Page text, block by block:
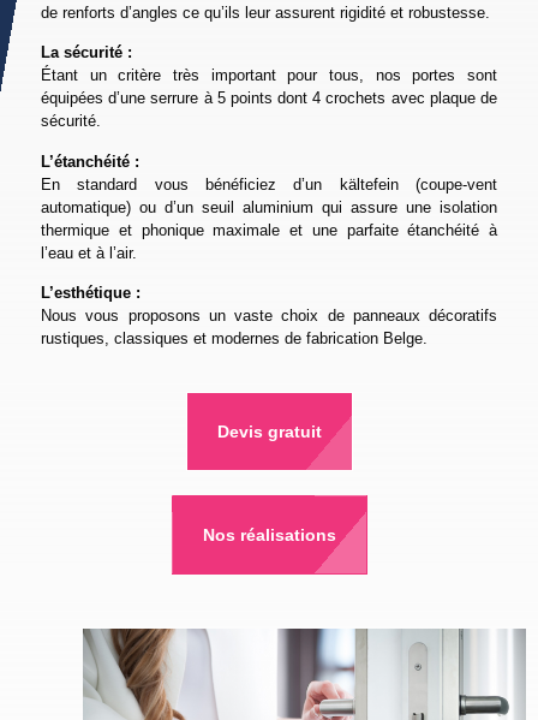
de renforts d’angles ce qu’ils leur assurent rigidité et robustesse.
La sécurité :
Étant un critère très important pour tous, nos portes sont
équipées d’une serrure à 5 points dont 4 crochets avec plaque de
sécurité.
L’étanchéité :
En standard vous bénéficiez d’un kältefein (coupe-vent
automatique) ou d’un seuil aluminium qui assure une isolation
thermique et phonique maximale et une parfaite étanchéité à
l’eau et à l’air.
L’esthétique :
Nous vous proposons un vaste choix de panneaux décoratifs
rustiques, classiques et modernes de fabrication Belge.
Devis gratuit
Nos réalisations